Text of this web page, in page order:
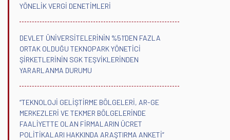
YÖNELİK VERGİ DENETİMLERİ
DEVLET ÜNİVERSİTELERİNİN %51’DEN FAZLA
ORTAK OLDUĞU TEKNOPARK YÖNETİCİ
ŞİRKETLERİNİN SGK TEŞVİKLERİNDEN
YARARLANMA DURUMU
“TEKNOLOJİ GELİŞTİRME BÖLGELERİ, AR-GE
MERKEZLERİ VE TEKMER BÖLGELERİNDE
FAALİYETTE OLAN FİRMALARIN ÜCRET
POLİTİKALARI HAKKINDA ARAŞTIRMA ANKETİ”